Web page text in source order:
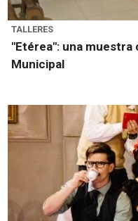
TALLERES
"Etérea": una
Municipal